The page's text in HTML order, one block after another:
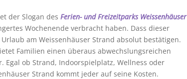
der Slogan des Ferien- und Freizeitparks Weissenhäuser
Wochenende verbracht haben. Dass dieser
am Weissenhäuser Strand absolut bestätigen.
Familien einen überaus abwechslungsreichen
Egal ob Strand, Indoorspielplatz, Wellness oder
Strand kommt jeder auf seine Kosten.